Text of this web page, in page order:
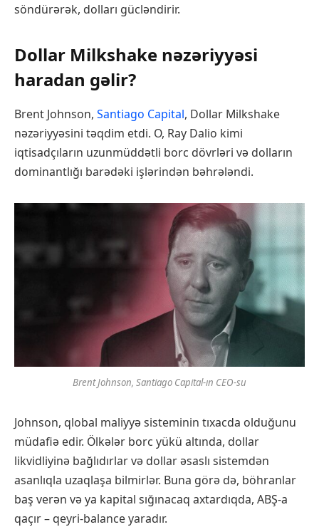
söndürərək, dolları gücləndirir.
Dollar Milkshake nəzəriyyəsi
haradan gəlir?
Brent Johnson, Santiago Capital, Dollar Milkshake
nəzəriyyəsini təqdim etdi. O, Ray Dalio kimi
iqtisadçıların uzunmüddətli borc dövrləri və dolların
dominantlığı barədəki işlərindən bəhrələndi.
Brent Johnson, Santiago Capital-ın CEO-su
Johnson, qlobal maliyyə sisteminin tıxacda olduğunu
müdafiə edir. Ölkələr borc yükü altında, dollar
likvidliyinə bağlıdırlar və dollar əsaslı sistemdən
asanlıqla uzaqlaşa bilmirlər. Buna görə də, böhranlar
baş verən və ya kapital sığınacaq axtardıqda, ABŞ-a
qaçır – qeyri-balance yaradır.